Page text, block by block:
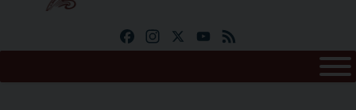
FacebookInstagramYouTube